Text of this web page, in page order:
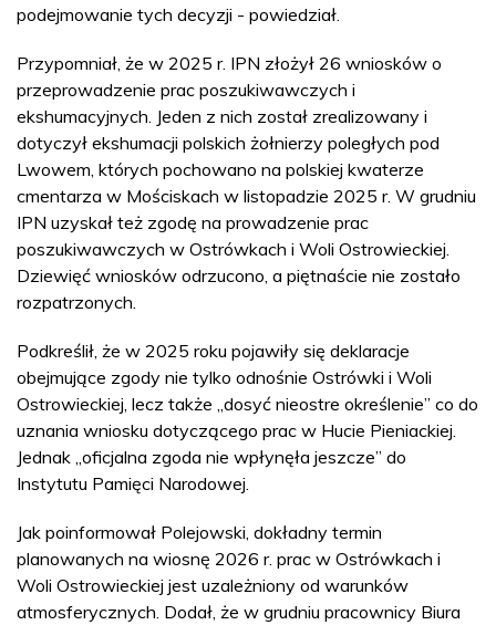
podejmowanie tych decyzji - powiedział.
Przypomniał, że w 2025 r. IPN złożył 26 wniosków o
przeprowadzenie prac poszukiwawczych i
ekshumacyjnych. Jeden z nich został zrealizowany i
dotyczył ekshumacji polskich żołnierzy poległych pod
Lwowem, których pochowano na polskiej kwaterze
cmentarza w Mościskach w listopadzie 2025 r. W grudniu
IPN uzyskał też zgodę na prowadzenie prac
poszukiwawczych w Ostrówkach i Woli Ostrowieckiej.
Dziewięć wniosków odrzucono, a piętnaście nie zostało
rozpatrzonych.
Podkreślił, że w 2025 roku pojawiły się deklaracje
obejmujące zgody nie tylko odnośnie Ostrówki i Woli
Ostrowieckiej, lecz także „dosyć nieostre określenie” co do
uznania wniosku dotyczącego prac w Hucie Pieniackiej.
Jednak „oficjalna zgoda nie wpłynęła jeszcze” do
Instytutu Pamięci Narodowej.
Jak poinformował Polejowski, dokładny termin
planowanych na wiosnę 2026 r. prac w Ostrówkach i
Woli Ostrowieckiej jest uzależniony od warunków
atmosferycznych. Dodał, że w grudniu pracownicy Biura